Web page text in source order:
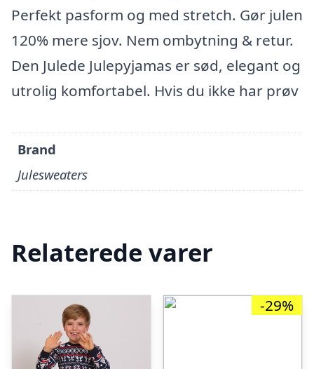
Perfekt pasform og med stretch. Gør julen
120% mere sjov. Nem ombytning & retur.
Den Julede Julepyjamas er sød, elegant og
utrolig komfortabel. Hvis du ikke har prøv
Brand
Julesweaters
Relaterede varer
-29%